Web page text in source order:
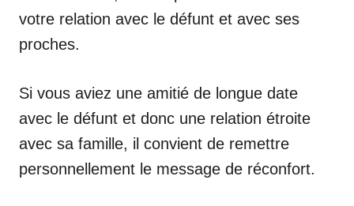
votre relation avec le défunt et avec ses
proches.
Si vous aviez une amitié de longue date
avec le défunt et donc une relation étroite
avec sa famille, il convient de remettre
personnellement le message de réconfort.